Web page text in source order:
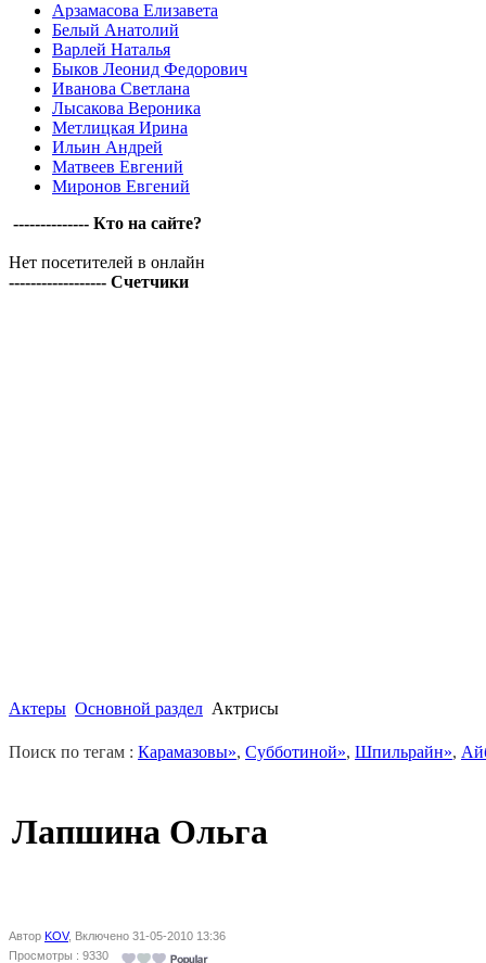
Арзамасова Елизавета
Белый Анатолий
Варлей Наталья
Быков Леонид Федорович
Иванова Светлана
Лысакова Вероника
Метлицкая Ирина
Ильин Андрей
Матвеев Евгений
Миронов Евгений
-------------- Кто на сайте?
Нет посетителей в онлайн
------------------ Счетчики
Актеры Основной раздел Актрисы
Поиск по тегам : Карамазовы», Субботиной», Шпильрайн»,
Лапшина Ольга
Автор KOV, Включено 31-05-2010 13:36
Просмотры : 9330